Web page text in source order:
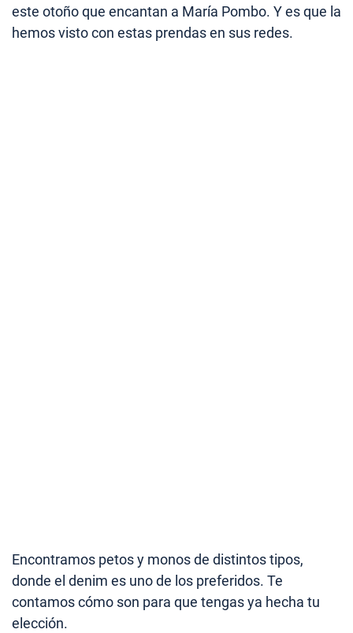
este otoño que encantan a María Pombo. Y es que la
hemos visto con estas prendas en sus redes.
Encontramos petos y monos de distintos tipos,
donde el denim es uno de los preferidos. Te
contamos cómo son para que tengas ya hecha tu
elección.